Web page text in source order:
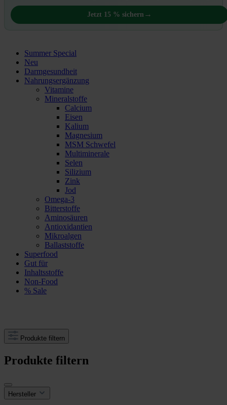
Jetzt 15 % sichern →
Summer Special
Neu
Darmgesundheit
Nahrungsergänzung
Vitamine
Mineralstoffe
Calcium
Eisen
Kalium
Magnesium
MSM Schwefel
Multiminerale
Selen
Silizium
Zink
Jod
Omega-3
Bitterstoffe
Aminosäuren
Antioxidantien
Mikroalgen
Ballaststoffe
Superfood
Gut für
Inhaltsstoffe
Non-Food
% Sale
Produkte filtern
Produkte filtern
Hersteller